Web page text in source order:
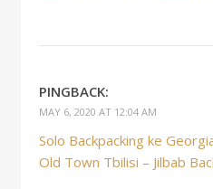
PINGBACK:
MAY 6, 2020 AT 12:04 AM
Solo Backpacking ke
Old Town Tbilisi – Jilbab